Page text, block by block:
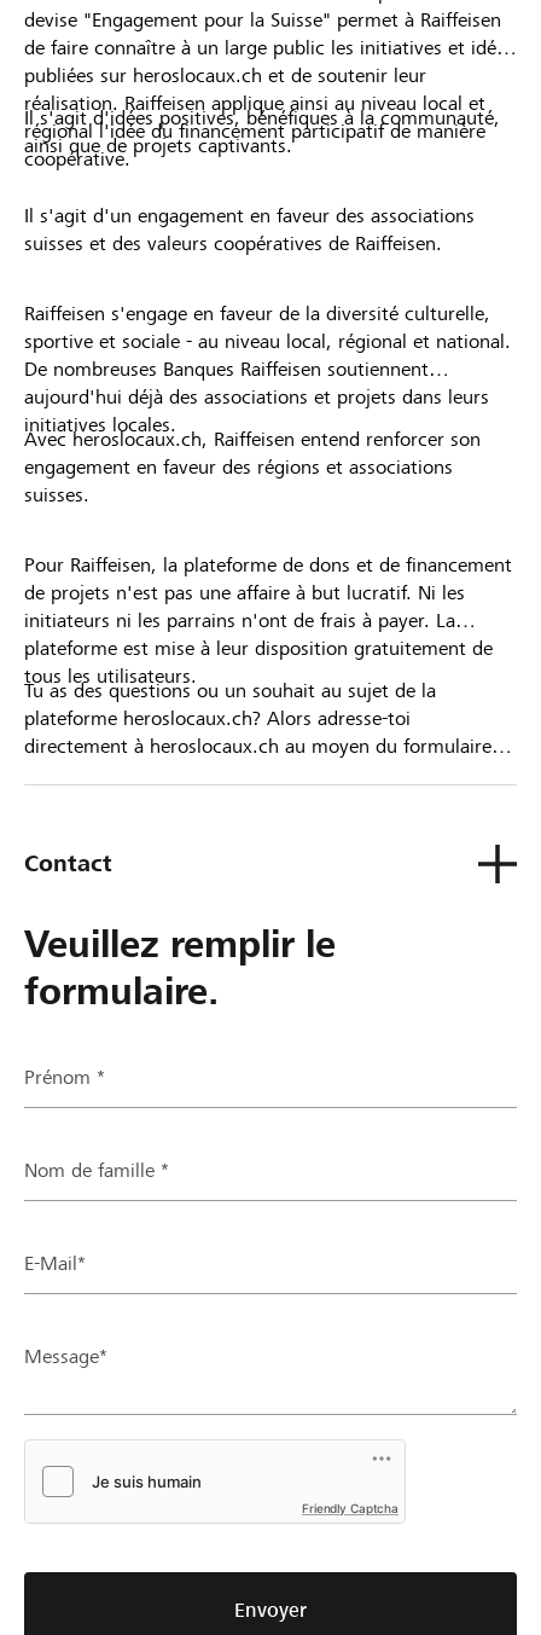
devise "Engagement pour la Suisse" permet à Raiffeisen
de faire connaître à un large public les initiatives et idées
publiées sur heroslocaux.ch et de soutenir leur
réalisation. Raiffeisen applique ainsi au niveau local et
régional l'idée du financement participatif de manière
coopérative.
Il s'agit d'idées positives, bénéfiques à la communauté,
ainsi que de projets captivants.
Il s'agit d'un engagement en faveur des associations
suisses et des valeurs coopératives de Raiffeisen.
Raiffeisen s'engage en faveur de la diversité culturelle,
sportive et sociale - au niveau local, régional et national.
De nombreuses Banques Raiffeisen soutiennent
aujourd'hui déjà des associations et projets dans leurs
initiatives locales.
Avec heroslocaux.ch, Raiffeisen entend renforcer son
engagement en faveur des régions et associations
suisses.
Pour Raiffeisen, la plateforme de dons et de financement
de projets n'est pas une affaire à but lucratif. Ni les
initiateurs ni les parrains n'ont de frais à payer. La
plateforme est mise à leur disposition gratuitement de
tous les utilisateurs.
Tu as des questions ou un souhait au sujet de la
plateforme heroslocaux.ch? Alors adresse-toi
directement à heroslocaux.ch au moyen du formulaire
Contact
Veuillez remplir le
formulaire.
Prénom *
Nom de famille *
E-Mail*
Message*
Friendly Captcha
Envoyer